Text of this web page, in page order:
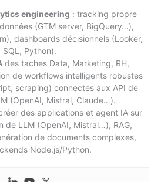
engineering : tracking propre
(GTM server, BigQuery…),
dashboards décisionnels (Looker,
SQL, Python).
des taches Data, Marketing, RH,
de workflows intelligents robustes
scraping) connectés aux API de
(OpenAI, Mistral, Claude…).
des applications et agent IA sur
de LLM (OpenAI, Mistral…), RAG,
de documents complexes,
Node.js/Python.